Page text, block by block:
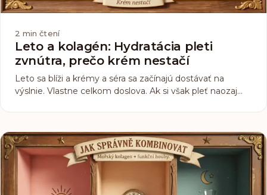
2 min čtení
Leto a kolagén: Hydratácia pleti
zvnútra, prečo krém nestačí
Leto sa blíži a krémy a séra sa začínajú dostávať na
výslnie. Vlastne celkom doslova. Ak si však pleť naozaj